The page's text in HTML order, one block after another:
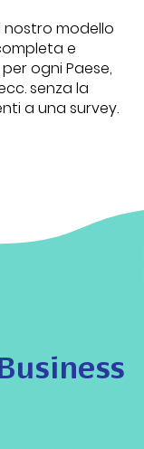
modello
e
ogni Paese,
senza la
a una survey.